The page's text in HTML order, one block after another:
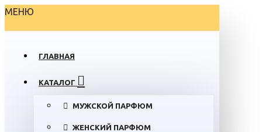
МЕНЮ
ГЛАВНАЯ
КАТАЛОГ
МУЖСКОЙ ПАРФЮМ
ЖЕНСКИЙ ПАРФЮМ